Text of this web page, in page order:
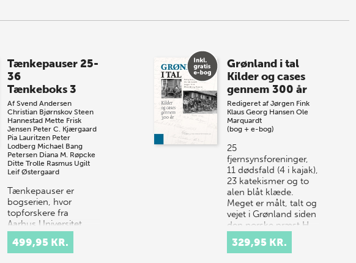
ung…
Tænkepauser 25-
36
Tænkeboks 3
Af Svend Andersen
Christian Bjørnskov Steen
Hannestad Mette Frisk
Jensen Peter C. Kjærgaard
Pia Lauritzen Peter
Lodberg Michael Bang
Petersen Diana M. Røpcke
Ditte Trolle Rasmus Ugilt
Leif Østergaard
Tænkepauser er
bogserien, hvor
topforskere fra
Aarhus Universitet
formidler deres viden
om centrale emner
som tro, universet og
499,95 KR.
Grønland i tal
Kilder og cases
gennem 300 år
Redigeret afJørgen Fink
Klaus Georg Hansen Ole
Marquardt
(bog + e-bog)
25
fjernsynsforeninger,
11 dødsfald (4 i kajak),
23 katekismer og to
alen blåt klæde.
Meget er målt, talt og
vejet i Grønland siden
den norske præst H…
329,95 KR.